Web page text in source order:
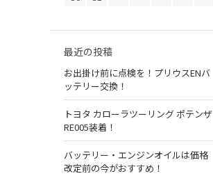
最近の投稿
お出掛け前に点検を！プリウスENバ
ッテリー交換！
トヨタ カローラツーリング ポテンザ
RE005装着！
バッテリー・エンジンオイルは価格
改定前の今がおすすめ！